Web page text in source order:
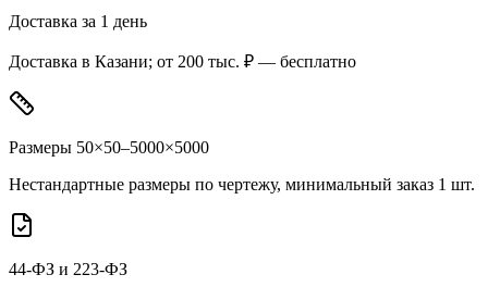
Доставка за 1 день
Доставка в Казани; от 200 тыс. ₽ — бесплатно
Размеры 50×50–5000×5000
Нестандартные размеры по чертежу, минимальный заказ 1 шт.
44-ФЗ и 223-ФЗ